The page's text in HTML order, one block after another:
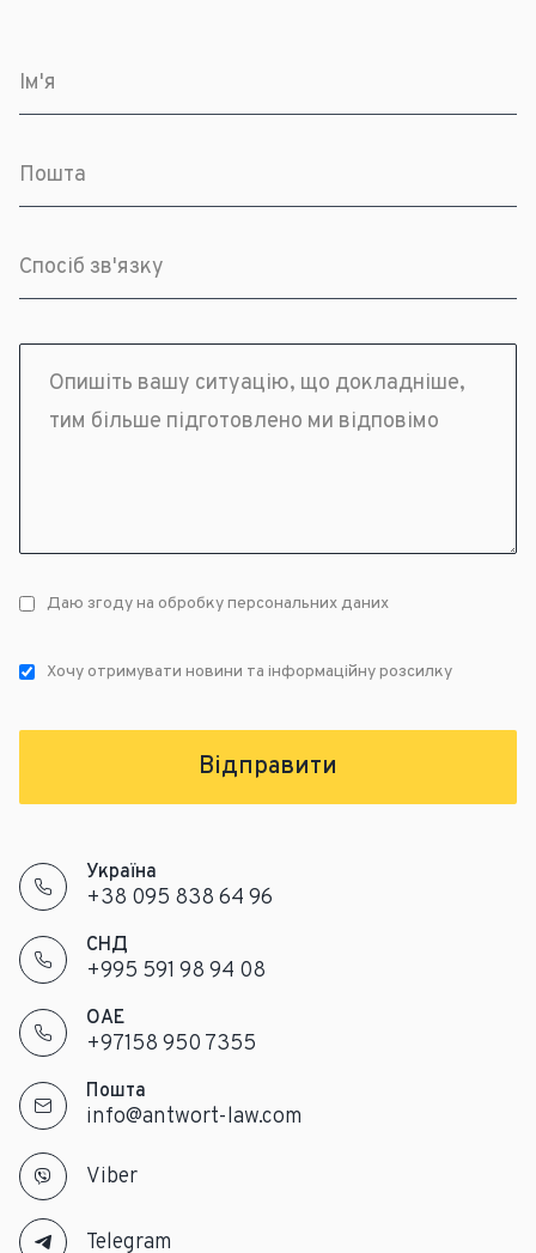
Даю згоду на обробку персональних даних
Хочу отримувати новини та інформаційну розсилку
Відправити
Україна
+38 095 838 64 96
СНД
+995 591 98 94 08
ОАЕ
+97158 950 7355
Пошта
info@antwort-law.com
Viber
Telegram